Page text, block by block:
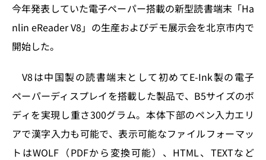
n o
今年発表していた電子ペーパー搭載の新型読書端末「Ha
nlin eReader V8」の生産およびデモ展示会を北京市内で
開始した。
V8は中国製の読書端末として初めてE-Ink製の電子
ペーパーディスプレイを搭載した製品で、B5サイズのボ
ディを実現し重さ300グラム。本体下部のペン入力エリ
アで漢字入力も可能で、表示可能なファイルフォーマッ
トはWOLF（PDFから変換可能）、HTML、TEXTなど